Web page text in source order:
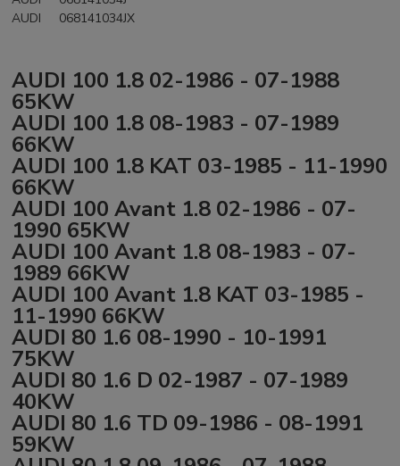
AUDI 068141034JX
AUDI 100 1.8 02-1986 - 07-1988
65KW
AUDI 100 1.8 08-1983 - 07-1989
66KW
AUDI 100 1.8 KAT 03-1985 - 11-1990
66KW
AUDI 100 Avant 1.8 02-1986 - 07-
1990 65KW
AUDI 100 Avant 1.8 08-1983 - 07-
1989 66KW
AUDI 100 Avant 1.8 KAT 03-1985 -
11-1990 66KW
AUDI 80 1.6 08-1990 - 10-1991
75KW
AUDI 80 1.6 D 02-1987 - 07-1989
40KW
AUDI 80 1.6 TD 09-1986 - 08-1991
59KW